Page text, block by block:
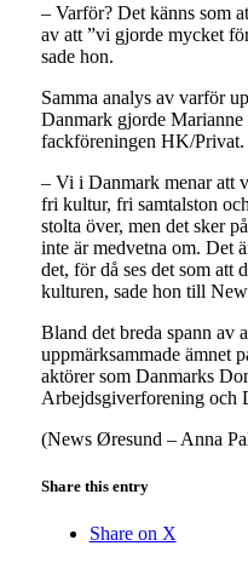
– Varför? Det känns som
av att ”vi gjorde mycket
sade hon.
Samma analys av varför
Danmark gjorde
fackföreningen HK/Privat.
– Vi i Danmark menar att
fri kultur, fri samtalston
stolta över, men det sker
inte är medvetna om. Det
det, för då ses det som att
kulturen, sade hon till
Bland det breda spann av
uppmärksammade ämnet
aktörer som Danmarks
Arbejdsgiverforening och
(News Øresund – Anna
Share this entry
Share on X